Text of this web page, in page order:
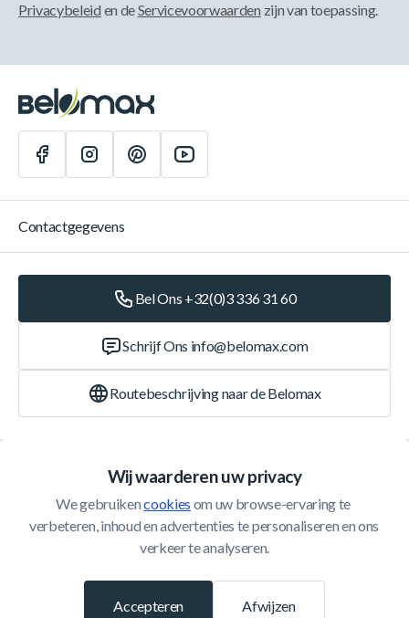
Wij waarderen uw privacy
We gebruiken cookies om uw browse-ervaring te
verbeteren, inhoud en advertenties te personaliseren en ons
verkeer te analyseren.
Afwijzen
Accepteren
Privacybeleid en deServicevoorwaarden zijn van toepassing.
Klantenservice
Contactgegevens
Bel Ons +32(0)3 336 31 60
Schrijf Ons info@belomax.com
Routebeschrijving naar de Belomax